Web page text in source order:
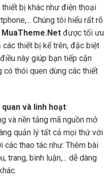
bị khác như điện thoại
Chúng tôi hiểu rất rõ
MuaTheme.Net được tối ưu
thiết bị kể trên, đặc biệt
này giúp bạn tiếp cận
có thói quen dùng các thiết
và linh hoạt:
và nền tảng mã nguồn mở
quản lý tất cả mọi thứ với
các thao tác như: Thêm bài
trang, bình luận,... dễ dàng